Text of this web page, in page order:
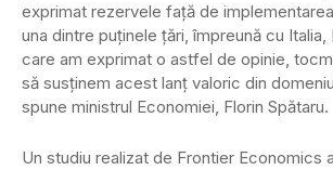
exprimat rezervele faţă de
una dintre puţinele ţări, împreună cu Italia,
care am exprimat o astfel de opinie,
să susţinem acest lanţ valoric din
spune ministrul Economiei, Florin Spătaru.
Un studiu realizat de Frontier Economics